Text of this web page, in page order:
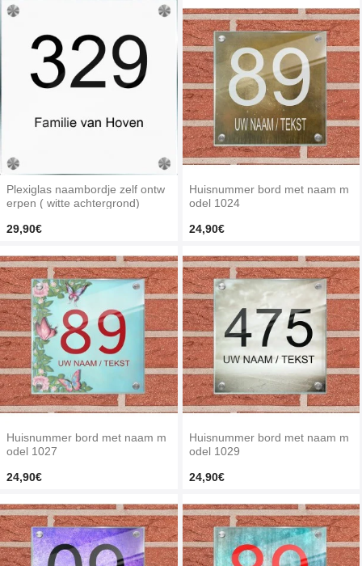
Plexiglas naambordje zelf ontw
erpen ( witte achtergrond)
29,90€
Huisnummer bord met naam m
odel 1024
24,90€
Huisnummer bord met naam m
odel 1027
24,90€
Huisnummer bord met naam m
odel 1029
24,90€